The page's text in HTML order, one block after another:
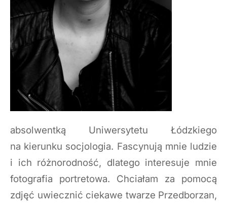
absolwentką Uniwersytetu Łódzkiego
na kierunku socjologia. Fascynują mnie ludzie
i ich różnorodność, dlatego interesuje mnie
fotografia portretowa. Chciałam za pomocą
zdjęć uwiecznić ciekawe twarze Przedborzan,